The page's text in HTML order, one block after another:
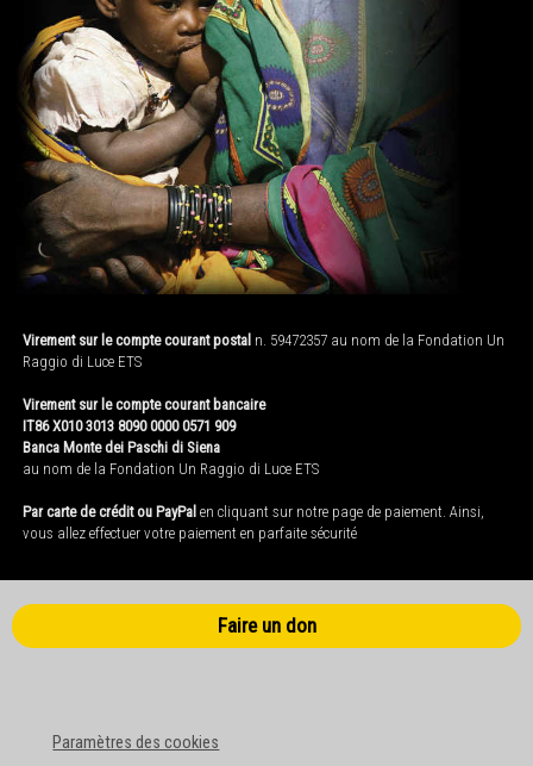
Virement sur le compte courant postal n. 59472357 au nom de la Fondation Un
Raggio di Luce ETS
Virement sur le compte courant bancaire
IT86 X010 3013 8090 0000 0571 909
Banca Monte dei Paschi di Siena
au nom de la Fondation Un Raggio di Luce ETS
Par carte de crédit ou PayPal en cliquant sur notre page de paiement. Ainsi,
vous allez effectuer votre paiement en parfaite sécurité
Faire un don
Paramètres des cookies